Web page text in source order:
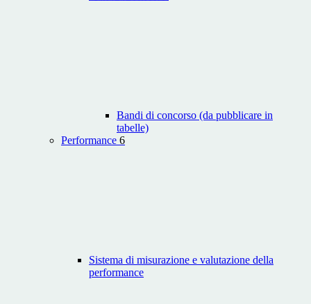
Bandi di concorso (da pubblicare in
tabelle)
Performance 6
Sistema di misurazione e valutazione della
performance